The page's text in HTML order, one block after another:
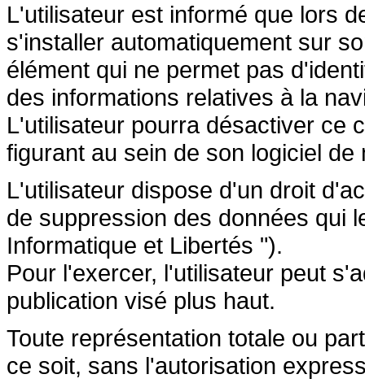
L'utilisateur est informé que lors
s'installer automatiquement sur
élément qui ne permet pas
des informations relatives à la
L'utilisateur pourra désactiver ce
figurant au sein de son logiciel de
L'utilisateur dispose d'un droit
de suppression des données qui
Informatique et Libertés ").
Pour l'exercer, l'utilisateur peut
publication visé plus haut.
Toute représentation totale ou
ce soit, sans l'autorisation